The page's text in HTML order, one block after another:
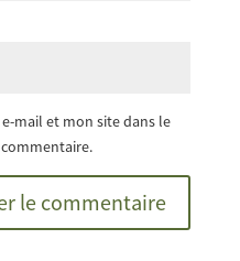
mail et mon site dans le